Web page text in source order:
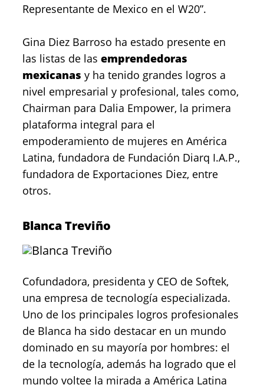
Representante de Mexico en el W20”.
Gina Diez Barroso ha estado presente en
las listas de las emprendedoras
mexicanas y ha tenido grandes logros a
nivel empresarial y profesional, tales como,
Chairman para Dalia Empower, la primera
plataforma integral para el
empoderamiento de mujeres en América
Latina, fundadora de Fundación Diarq I.A.P.,
fundadora de Exportaciones Diez, entre
otros.
Blanca Treviño
Cofundadora, presidenta y CEO de Softek,
una empresa de tecnología especializada.
Uno de los principales logros profesionales
de Blanca ha sido destacar en un mundo
dominado en su mayoría por hombres: el
de la tecnología, además ha logrado que el
mundo voltee la mirada a América Latina